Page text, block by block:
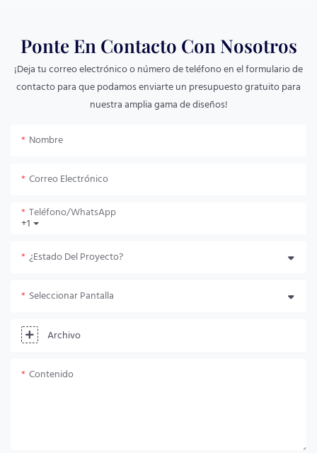
Ponte En Contacto Con Nosotros
¡Deja tu correo electrónico o número de teléfono en el formulario de
contacto para que podamos enviarte un presupuesto gratuito para
nuestra amplia gama de diseños!
Nombre
Correo Electrónico
+1
Teléfono/WhatsApp
¿Estado Del Proyecto?
Seleccionar Pantalla
Archivo
Contenido